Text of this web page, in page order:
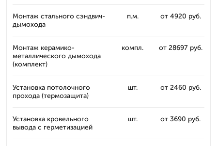
Монтаж стального сэндвич-
дымохода
п.м. от 4920 руб.
Монтаж керамико-
металлического дымохода
(комплект)
компл. от 28697 руб.
Установка потолочного
прохода (термозащита)
шт. от 2460 руб.
Установка кровельного
вывода с герметизацией
шт. от 3690 руб.